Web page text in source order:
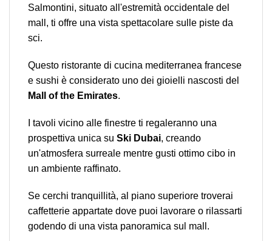
Salmontini, situato all'estremità occidentale del
mall, ti offre una vista spettacolare sulle piste da
sci.
Questo ristorante di cucina mediterranea francese
e sushi è considerato uno dei gioielli nascosti del
Mall of the Emirates.
I tavoli vicino alle finestre ti regaleranno una
prospettiva unica su Ski Dubai, creando
un'atmosfera surreale mentre gusti ottimo cibo in
un ambiente raffinato.
Se cerchi tranquillità, al piano superiore troverai
caffetterie appartate dove puoi lavorare o rilassarti
godendo di una vista panoramica sul mall.